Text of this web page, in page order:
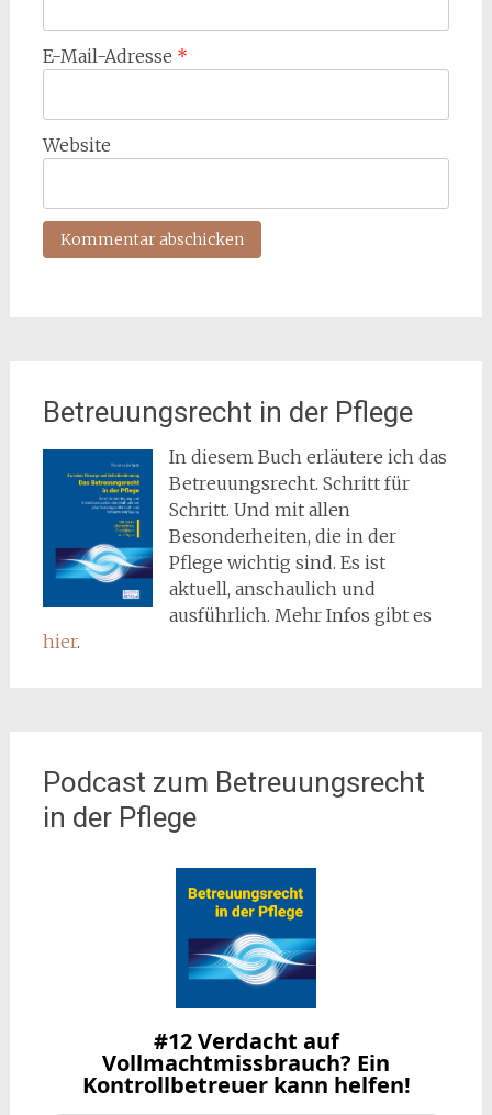
E-Mail-Adresse *
Website
Betreuungsrecht in der Pflege
In diesem Buch erläutere ich das
Betreuungsrecht. Schritt für
Schritt. Und mit allen
Besonderheiten, die in der
Pflege wichtig sind. Es ist
aktuell, anschaulich und
ausführlich. Mehr Infos gibt es
hier.
Podcast zum Betreuungsrecht
in der Pflege